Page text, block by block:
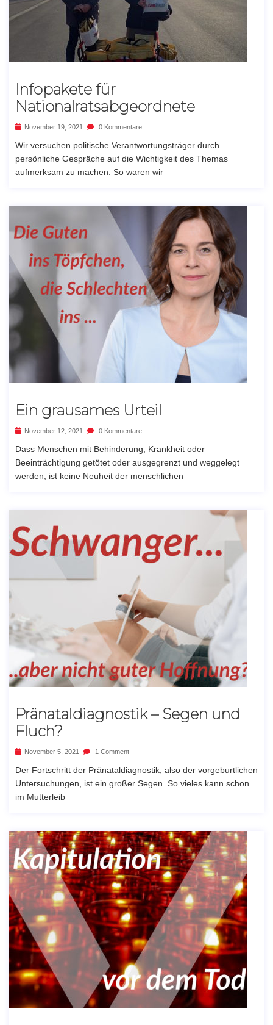
Infopakete für
Nationalratsabgeordnete
November 19, 2021 0 Kommentare
Wir versuchen politische Verantwortungsträger durch
persönliche Gespräche auf die Wichtigkeit des Themas
aufmerksam zu machen. So waren wir
Ein grausames Urteil
November 12, 2021 0 Kommentare
Dass Menschen mit Behinderung, Krankheit oder
Beeinträchtigung getötet oder ausgegrenzt und weggelegt
werden, ist keine Neuheit der menschlichen
Pränataldiagnostik – Segen und
Fluch?
November 5, 2021 1 Comment
Der Fortschritt der Pränataldiagnostik, also der vorgeburtlichen
Untersuchungen, ist ein großer Segen. So vieles kann schon
im Mutterleib